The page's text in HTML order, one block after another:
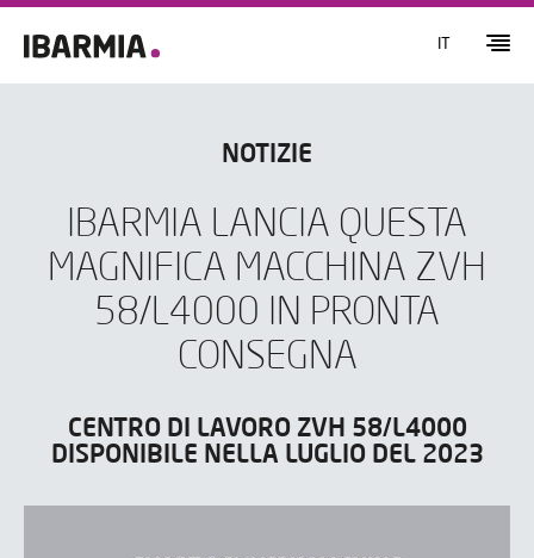
NOTIZIE
IBARMIA LANCIA QUESTA
MAGNIFICA MACCHINA ZVH
58/L4000 IN PRONTA
CONSEGNA
CENTRO DI LAVORO ZVH 58/L4000
DISPONIBILE NELLA LUGLIO DEL 2023